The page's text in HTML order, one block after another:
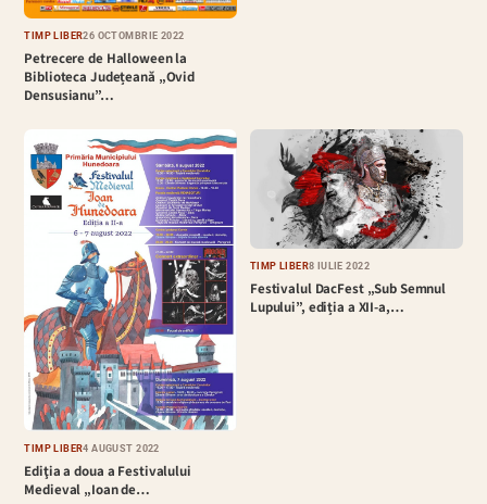
TIMP LIBER26 OCTOMBRIE 2022
Petrecere de Halloween la
Biblioteca Județeană „Ovid
Densusianu”…
TIMP LIBER4 AUGUST 2022
Ediţia a doua a Festivalului
Medieval „Ioan de…
TIMP LIBER8 IULIE 2022
Festivalul DacFest „Sub Semnul
Lupului”, ediția a XII-a,…